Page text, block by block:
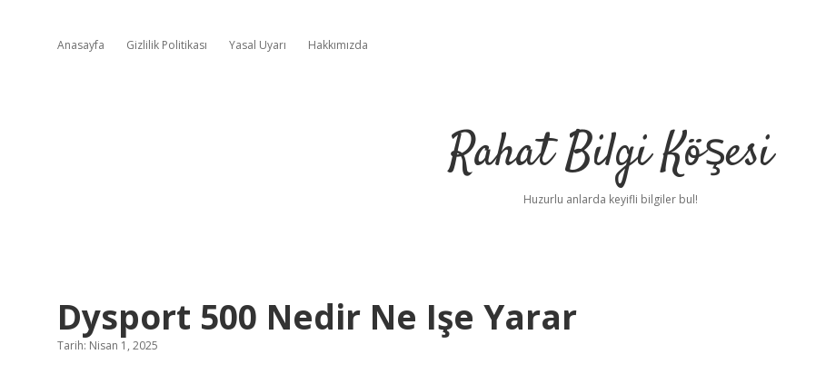
Anasayfa Gizlilik Politikası Yasal Uyarı Hakkımızda
Rahat Bilgi Köşesi
Huzurlu anlarda keyifli bilgiler bul!
Dysport 500 Nedir Ne Işe Yarar
Tarih: Nisan 1, 2025